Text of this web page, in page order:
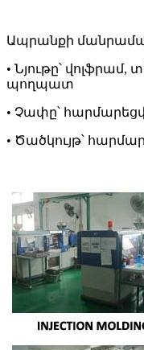
Ապրանքի
• Նյութը՝
պողպատ
• Չափը՝
• Ծածկույթ՝